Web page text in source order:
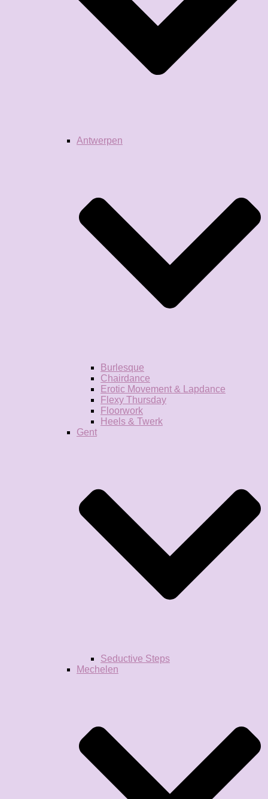
Antwerpen
Burlesque
Chairdance
Erotic Movement & Lapdance
Flexy Thursday
Floorwork
Heels & Twerk
Gent
Seductive Steps
Mechelen